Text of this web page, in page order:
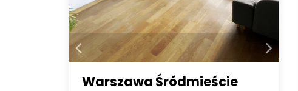
Warszawa Śródmieście